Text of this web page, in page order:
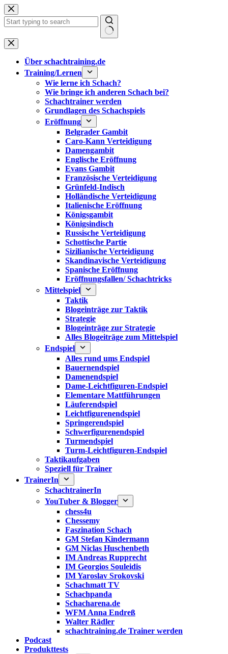
Zum
Inhalt
springen
Keine
Ergebnisse
Über schachtraining.de
Training/Lernen
Wie lerne ich Schach?
Wie bringe ich anderen Schach bei?
Schachtrainer werden
Grundlagen des Schachspiels
Eröffnung
Belgrader Gambit
Caro-Kann Verteidigung
Damengambit
Englische Eröffnung
Evans Gambit
Französische Verteidigung
Grünfeld-Indisch
Holländische Verteidigung
Italienische Eröffnung
Königsgambit
Königsindisch
Russische Verteidigung
Schottische Partie
Sizilianische Verteidigung
Skandinavische Verteidigung
Spanische Eröffnung
Eröffnungsfallen/ Schachtricks
Mittelspiel
Taktik
Blogeinträge zur Taktik
Strategie
Blogeinträge zur Strategie
Alles Blogeiträge zum Mittelspiel
Endspiel
Alles rund ums Endspiel
Bauernendspiel
Damenendspiel
Dame-Leichtfiguren-Endspiel
Elementare Mattführungen
Läuferendspiel
Leichtfigurenendspiel
Springerendspiel
Schwerfigurenendspiel
Turmendspiel
Turm-Leichtfiguren-Endspiel
Taktikaufgaben
Speziell für Trainer
TrainerIn
SchachtrainerIn
YouTuber & Blogger
chess4u
Chessemy
Faszination Schach
GM Stefan Kindermann
GM Niclas Huschenbeth
IM Andreas Rupprecht
IM Georgios Souleidis
IM Yaroslav Srokovski
Schachmatt TV
Schachpanda
Schacharena.de
WFM Anna Endreß
Walter Rädler
schachtraining.de Trainer werden
Podcast
Produkttests